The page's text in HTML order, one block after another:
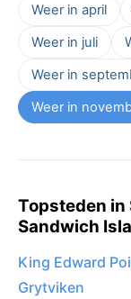
Weer in april
Weer in juli
Weer in
Weer in
Topsteden in
Sandwich
King Edward
Grytviken